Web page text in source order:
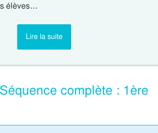
élèves…
Lire la suite
complète : 1ère